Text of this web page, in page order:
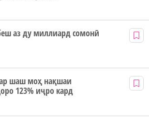
аз ду миллиард сомонӣ
шаш моҳ нақшаи
123% иҷро кард